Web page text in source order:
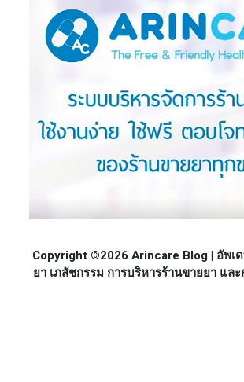
Copyright ©2026 Arincare Blog | อัพเด
ยา เภสัชกรรม การบริหารร้านขายยา แล